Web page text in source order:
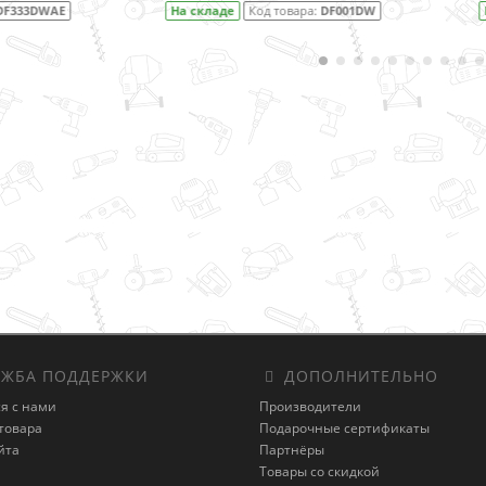
Код товара: DF001DW На складе Код товара: 1.645-
ПОДДЕРЖКИ
с нами
ДОПОЛНИТЕЛЬНО
Производители
Подарочные сертификаты
Партнёры
Товары со скидкой